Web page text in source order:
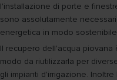
l'installazione di porte e
sono assolutamente
energetica in modo
Il recupero dell'acqua
modo da riutilizzarla per
gli impianti d'irrigazione.